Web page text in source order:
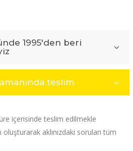
1995'den beri
teslim
içerisinde teslim edilmekle
aklınızdaki soruları tüm